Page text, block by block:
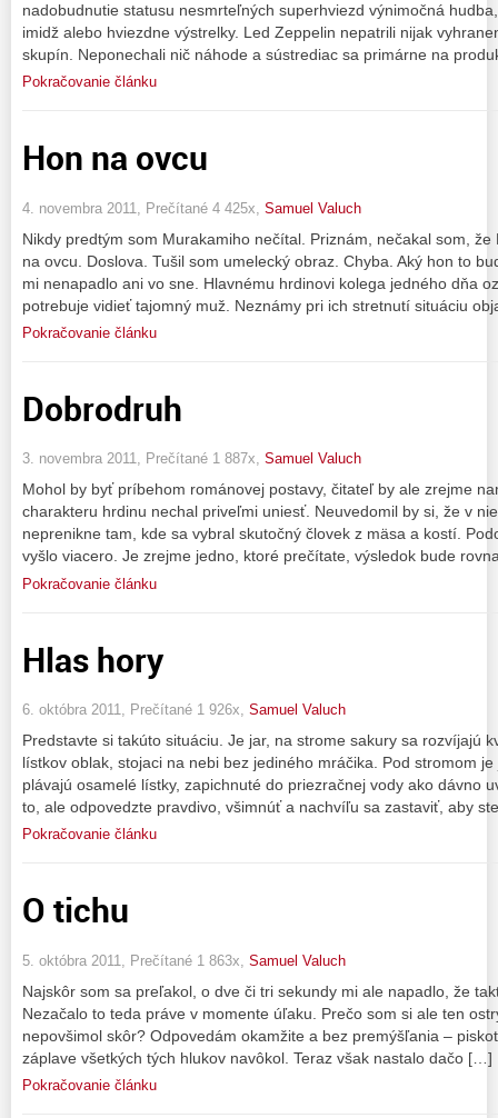
nadobudnutie statusu nesmrteľných superhviezd výnimočná
imidž alebo hviezdne výstrelky. Led Zeppelin nepatrili nijak
skupín. Neponechali nič náhode a sústrediac sa primárne na
Pokračovanie článku
Hon na ovcu
4. novembra 2011, Prečítané 4 425x, Samuel Valuch
Nikdy predtým som Murakamiho nečítal. Priznám, nečakal som,
na ovcu. Doslova. Tušil som umelecký obraz. Chyba. Aký hon to
mi nenapadlo ani vo sne. Hlavnému hrdinovi kolega jedného dňa
potrebuje vidieť tajomný muž. Neznámy pri ich stretnutí situáciu
Pokračovanie článku
Dobrodruh
3. novembra 2011, Prečítané 1 887x, Samuel Valuch
Mohol by byť príbehom románovej postavy, čitateľ by ale zrejme
charakteru hrdinu nechal priveľmi uniesť. Neuvedomil by si, že v
neprenikne tam, kde sa vybral skutočný človek z mäsa a kostí.
vyšlo viacero. Je zrejme jedno, ktoré prečítate, výsledok bude
Pokračovanie článku
Hlas hory
6. októbra 2011, Prečítané 1 926x, Samuel Valuch
Predstavte si takúto situáciu. Je jar, na strome sakury sa rozvíjajú
lístkov oblak, stojaci na nebi bez jediného mráčika. Pod stromom
plávajú osamelé lístky, zapichnuté do priezračnej vody ako dávno
to, ale odpovedzte pravdivo, všimnúť a nachvíľu sa zastaviť, aby
Pokračovanie článku
O tichu
5. októbra 2011, Prečítané 1 863x, Samuel Valuch
Najskôr som sa preľakol, o dve či tri sekundy mi ale napadlo, že
Nezačalo to teda práve v momente úľaku. Prečo som si ale ten
nepovšimol skôr? Odpovedám okamžite a bez premýšľania –
záplave všetkých tých hlukov navôkol. Teraz však nastalo dačo […]
Pokračovanie článku